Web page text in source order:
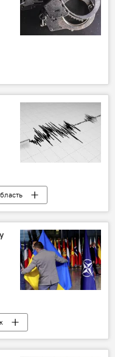
Киев